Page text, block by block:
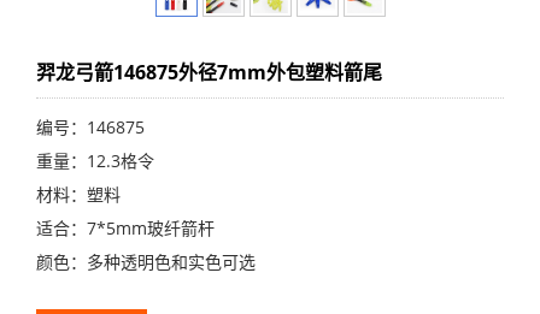
羿龙弓箭146875外径7mm外包塑料箭尾
编号：146875
重量：12.3格令
材料：塑料
适合：7*5mm玻纤箭杆
颜色：多种透明色和实色可选